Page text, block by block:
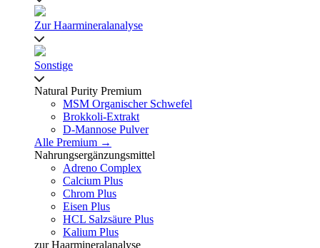
Zur Haarmineralanalyse
Sonstige
Natural Purity Premium
MSM Organischer Schwefel
Brokkoli-Extrakt
D-Mannose Pulver
Alle Premium →
Nahrungsergänzungsmittel
Adreno Complex
Calcium Plus
Chrom Plus
Eisen Plus
HCL Salzsäure Plus
Kalium Plus
zur Haarmineralanalyse